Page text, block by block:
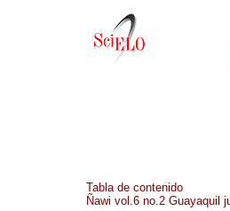
Tabla de contenido
Ñawi vol.6 no.2 Guayaquil